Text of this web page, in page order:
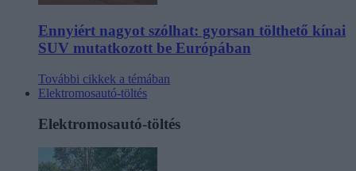
Ennyiért nagyot szólhat: gyorsan tölthető kínai
SUV mutatkozott be Európában
További cikkek a témában
Elektromosautó-töltés
Elektromosautó-töltés